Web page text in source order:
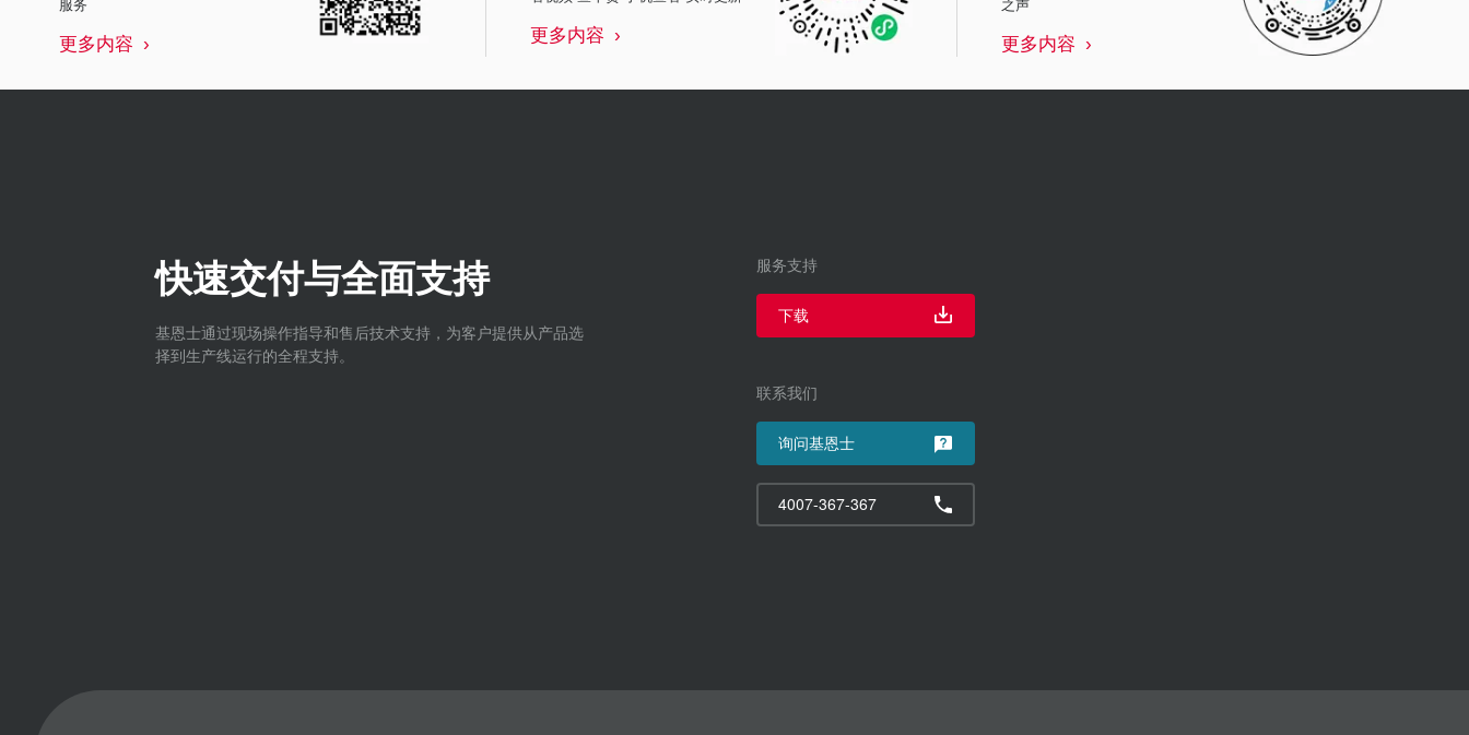
更多内容 更多内容 更多内容
快速交付与全面支持
基恩士通过现场操作指导和售后技术支持，为客户提供从产品选
择到生产线运行的全程支持。
服务支持
下载
联系我们
询问基恩士
4007-367-367